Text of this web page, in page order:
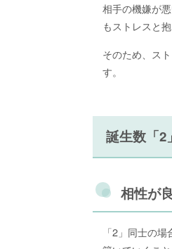
相手の機嫌が
もストレスと
そのため、ス
す。
誕生数「2
相性が
「2」同士の